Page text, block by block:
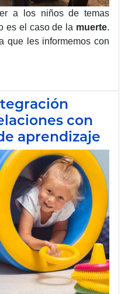
a los niños de temas
es el caso de la muerte.
que les informemos con
con
aprendizaje